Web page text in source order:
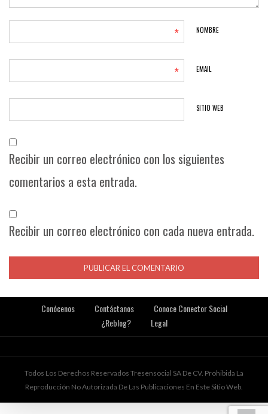
NOMBRE
*
EMAIL
*
SITIO WEB
Recibir un correo electrónico con los siguientes
comentarios a esta entrada.
Recibir un correo electrónico con cada nueva entrada.
Conócenos Contáctanos
Conoce Conector Social
¿Reblog?
Legal
Todos Los Derechos Reservados Tresensocial SA De CV. Prohibida La
Reproducción No Autorizada De Las Publicaciones En Este Sitio Web.